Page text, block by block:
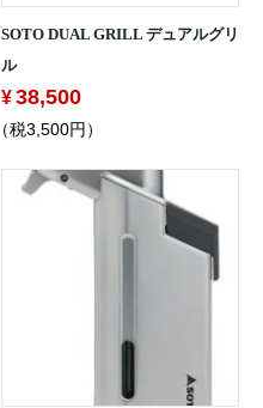
SOTO DUAL GRILL デュアルグリ
ル
38,500
（税3,500円）